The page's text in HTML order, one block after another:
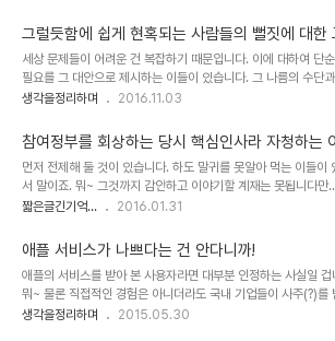
물론, 하도 왜곡된 일들..
구나 행복할 수 있어야 하고, 그 행복을 위한 조건이 어떤 노력이
말로 치장되어서는 안 된다는 생각으로... 그러기 위해 찾아보고,
깊이 살펴볼 필요가 있다는 생각에서. ※ 참고로, 오늘의 키워드에
시될 키워드는 그것이 무엇인지 구체적으로 설명하지는 않습니
럴 필요도 없을뿐더러 중요한 것은 당연하다고 생각한 것이 실제
두고 있을 뿐만 아니라 당연히 구체적..
그럴듯함에 쉽게 현혹되는 사람들의 뻘짓에 대한
세상 문제들이 어려운 건 복잡하기 때문입니다. 이에 대하여 단
필요를 그 대안으로 제시하는 이들이 있습니다. 그 나름의 수단
제시로 받아들이는 것이라면 모를까 복잡한 문제를 단순화하는 것
기 힘듭니다. 무엇보다 그것이 자칫 왜곡을 불러올 수 있다는 점
입니다. 경험주의적 관점은 아니지만 많은 문제의 출발은 잘못된
에서 비롯된다는 것이 살면서 체득한 한 가지 중요한 사실입니다.
하나가 (제가 자주 언급하는 것입니다만) 사람들은 그럴듯한 것
실로 받아들이는 오류에 잘 빠지더라는 겁니다. 그리고 때때로 아
로운 포스트 기계화(기존 기계와는 엄..
생각을정리하며 2016.11.03
참여정부를 회상하는 당시 핵심인사라 자청하는
대한 비판
먼저 전제해 둘 것이 있습니다. 하도 말귀를 못알아 먹는 이들이
서 말이죠. 뭐~ 그것까지 감안하고 이야기할 계재는 못됩니다만
교도 비교할 상대와 비교해야 한다는... 적어도 쥐와 닭은 아니란
견줘 말할까요?! 그런데, 마치 그렇게 생각하고 말하는 것 같아 이
분 부터 바로 잡고 시작해야겠다 이 말입니다. 최소한 쥐와 닭은
이 아니라서 사람 사는 세상을 망가트릴 수 밖에 없었다고 포기했
사람일거라 생각했던 그들의 행보에는 그래도 기대하는 바가 있
에 이런 말도 하는 것이다~ 마 그렇습니다. 호불호를 떠나 좋은 건
짧은글긴기억... 2016.01.31
애플 서비스가 나쁘다는 건 안다니까!
애플의 서비스를 받아 본 사용자라면 대부분 인정하는 사실일 겁
뭐~ 물론 직접적인 경험은 아니더라도 국내 기업들이 사주(?)를
폐휴지들의 워낙 많은 배설물이 있던 까닭에 익히 알려져있기도
생각을정리하며 2015.05.30